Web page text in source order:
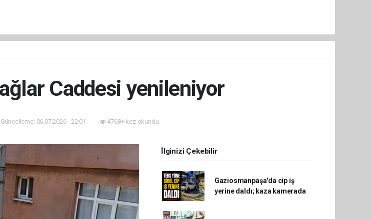
Caddesi yenileniyor
06.07.2026 - 22:01 4768+ kez okundu.
İlginizi Çekebilir
Gaziosmanpaşa'da cip iş
yerine daldı; kaza kamerada